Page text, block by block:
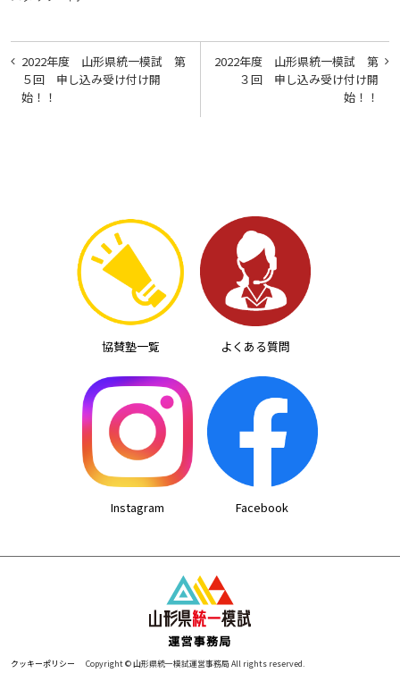
投
稿
ナ
2022年度 山形県統一模試 第
３回 申し込み受け付け開
始！！
2022年度 山形県統一模試 第
５回 申し込み受け付け開
始！！
協賛塾一覧 よくある質問
Instagram Facebook
クッキーポリシー Copyright © 山形県統一模試運営事務局 All rights reserved.